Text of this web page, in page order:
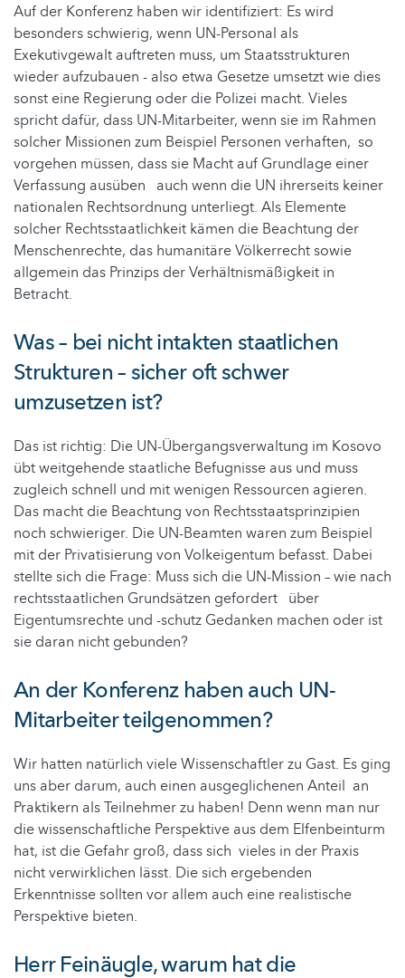
Auf der Konferenz haben wir identifiziert: Es wird
besonders schwierig, wenn UN-Personal als
Exekutivgewalt auftreten muss, um Staatsstrukturen
wieder aufzubauen - also etwa Gesetze umsetzt wie dies
sonst eine Regierung oder die Polizei macht. Vieles
spricht dafür, dass UN-Mitarbeiter, wenn sie im Rahmen
solcher Missionen zum Beispiel Personen verhaften, so
vorgehen müssen, dass sie Macht auf Grundlage einer
Verfassung ausüben auch wenn die UN ihrerseits keiner
nationalen Rechtsordnung unterliegt. Als Elemente
solcher Rechtsstaatlichkeit kämen die Beachtung der
Menschenrechte, das humanitäre Völkerrecht sowie
allgemein das Prinzips der Verhältnismäßigkeit in
Betracht.
Was – bei nicht intakten staatlichen
Strukturen – sicher oft schwer
umzusetzen ist?
Das ist richtig: Die UN-Übergangsverwaltung im Kosovo
übt weitgehende staatliche Befugnisse aus und muss
zugleich schnell und mit wenigen Ressourcen agieren.
Das macht die Beachtung von Rechtsstaatsprinzipien
noch schwieriger. Die UN-Beamten waren zum Beispiel
mit der Privatisierung von Volkeigentum befasst. Dabei
stellte sich die Frage: Muss sich die UN-Mission – wie nach
rechtsstaatlichen Grundsätzen gefordert über
Eigentumsrechte und -schutz Gedanken machen oder ist
sie daran nicht gebunden?
An der Konferenz haben auch UN-
Mitarbeiter teilgenommen?
Wir hatten natürlich viele Wissenschaftler zu Gast. Es ging
uns aber darum, auch einen ausgeglichenen Anteil an
Praktikern als Teilnehmer zu haben! Denn wenn man nur
die wissenschaftliche Perspektive aus dem Elfenbeinturm
hat, ist die Gefahr groß, dass sich vieles in der Praxis
nicht verwirklichen lässt. Die sich ergebenden
Erkenntnisse sollten vor allem auch eine realistische
Perspektive bieten.
Herr Feinäugle, warum hat die